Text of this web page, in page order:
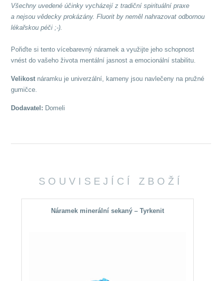
Všechny uvedené účinky vycházejí z tradiční spirituální praxe
a nejsou vědecky prokázány. Fluorit by neměl nahrazovat odbornou
lékařskou péči ;-).
Pořiďte si tento vícebarevný náramek a využijte jeho schopnost
vnést do vašeho života mentální jasnost a emocionální stabilitu.
Velikost náramku je univerzální, kameny jsou navlečeny na pružné
gumičce.
Dodavatel: Domeli
SOUVISEJÍCÍ ZBOŽÍ
Náramek minerální sekaný – Tyrkenit